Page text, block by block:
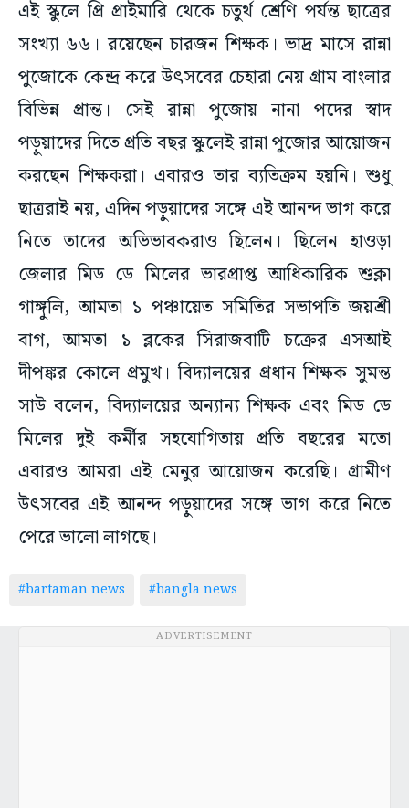
এই স্কুলে প্রি প্রাইমারি থেকে চতুর্থ শ্রেণি পর্যন্ত ছাত্রের
সংখ্যা ৬৬। রয়েছেন চারজন শিক্ষক। ভাদ্র মাসে রান্না
পুজোকে কেন্দ্র করে উৎসবের চেহারা নেয় গ্রাম বাংলার
বিভিন্ন প্রান্ত। সেই রান্না পুজোয় নানা পদের স্বাদ
পড়ুয়াদের দিতে প্রতি বছর স্কুলেই রান্না পুজোর আয়োজন
করছেন শিক্ষকরা। এবারও তার ব্যতিক্রম হয়নি। শুধু
ছাত্ররাই নয়, এদিন পড়ুয়াদের সঙ্গে এই আনন্দ ভাগ করে
নিতে তাদের অভিভাবকরাও ছিলেন। ছিলেন হাওড়া
জেলার মিড ডে মিলের ভারপ্রাপ্ত আধিকারিক শুক্লা
গাঙ্গুলি, আমতা ১ পঞ্চায়েত সমিতির সভাপতি জয়শ্রী
বাগ, আমতা ১ ব্লকের সিরাজবাটি চক্রের এসআই
দীপঙ্কর কোলে প্রমুখ। বিদ্যালয়ের প্রধান শিক্ষক সুমন্ত
সাউ বলেন, বিদ্যালয়ের অন্যান্য শিক্ষক এবং মিড ডে
মিলের দুই কর্মীর সহযোগিতায় প্রতি বছরের মতো
এবারও আমরা এই মেনুর আয়োজন করেছি। গ্রামীণ
উৎসবের এই আনন্দ পড়ুয়াদের সঙ্গে ভাগ করে নিতে
পেরে ভালো লাগছে।
#bartaman news #bangla news
ADVERTISEMENT